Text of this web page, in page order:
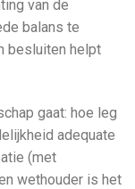
van de
balans te
besluiten helpt
gaat: hoe leg
adequate
(met
wethouder is het